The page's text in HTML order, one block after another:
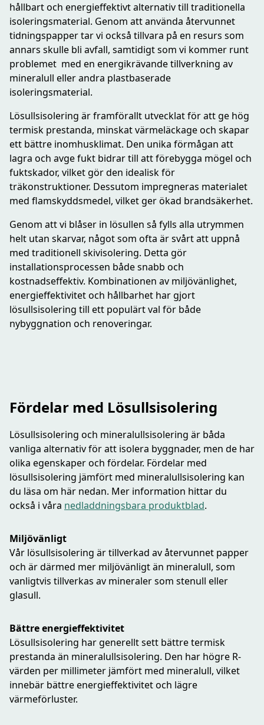
hållbart och energieffektivt alternativ till traditionella
isoleringsmaterial. Genom att använda återvunnet
tidningspapper tar vi också tillvara på en resurs som
annars skulle bli avfall, samtidigt som vi kommer runt
problemet med en energikrävande tillverkning av
mineralull eller andra plastbaserade
isoleringsmaterial.
Lösullsisolering är framförallt utvecklat för att ge hög
termisk prestanda, minskat värmeläckage och skapar
ett bättre inomhusklimat. Den unika förmågan att
lagra och avge fukt bidrar till att förebygga mögel och
fuktskador, vilket gör den idealisk för
träkonstruktioner. Dessutom impregneras materialet
med flamskyddsmedel, vilket ger ökad brandsäkerhet.
Genom att vi blåser in lösullen så fylls alla utrymmen
helt utan skarvar, något som ofta är svårt att uppnå
med traditionell skivisolering. Detta gör
installationsprocessen både snabb och
kostnadseffektiv. Kombinationen av miljövänlighet,
energieffektivitet och hållbarhet har gjort
lösullsisolering till ett populärt val för både
nybyggnation och renoveringar.
Fördelar med Lösullsisolering
Lösullsisolering och mineralullsisolering är båda
vanliga alternativ för att isolera byggnader, men de har
olika egenskaper och fördelar. Fördelar med
lösullsisolering jämfört med mineralullsisolering kan
du läsa om här nedan. Mer information hittar du
också i våra nedladdningsbara produktblad.
Miljövänligt
Vår lösullsisolering är tillverkad av återvunnet papper
och är därmed mer miljövänligt än mineralull, som
vanligtvis tillverkas av mineraler som stenull eller
glasull.
Bättre energieffektivitet
Lösullsisolering har generellt sett bättre termisk
prestanda än mineralullsisolering. Den har högre R-
värden per millimeter jämfört med mineralull, vilket
innebär bättre energieffektivitet och lägre
värmeförluster.